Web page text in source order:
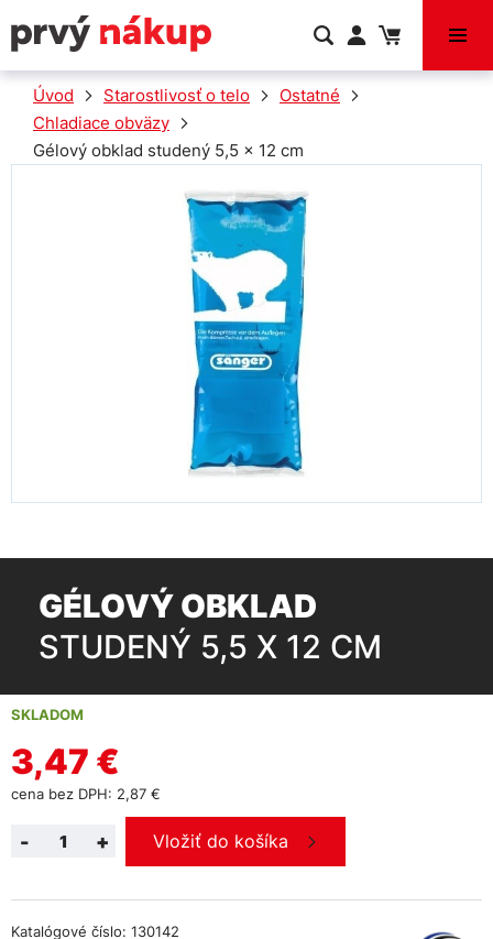
VÝPREDAJ
Úvod Starostlivosť o telo
Ostatné
Chladiace obväzy
Gélový obklad studený 5,5 x 12 cm
GÉLOVÝ OBKLAD
STUDENÝ 5,5 X 12 CM
SKLADOM
3,47 €
cena bez DPH: 2,87 €
+
- Vložiť do košíka
Katalógové číslo: 130142